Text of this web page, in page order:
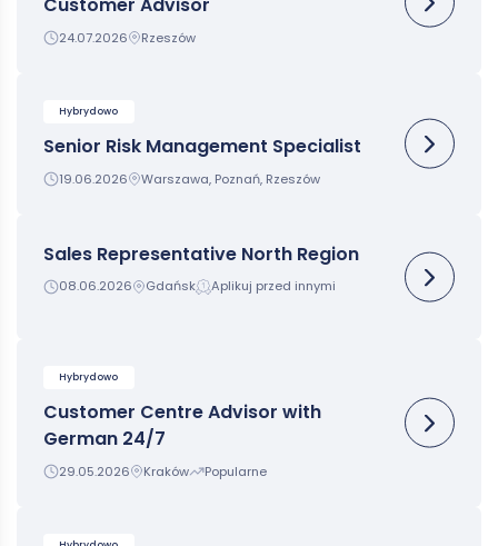
Customer Advisor
24.07.2026 Rzeszów
Hybrydowo
Senior Risk Management Specialist
19.06.2026 Warszawa, Poznań, Rzeszów
Sales Representative North Region
08.06.2026 Gdańsk Aplikuj przed innymi
Hybrydowo
Customer Centre Advisor with
German 24/7
29.05.2026 Kraków Popularne